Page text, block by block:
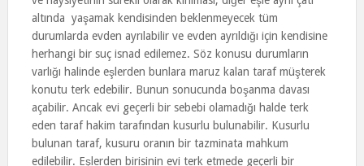
altında yaşamak kendisinden beklenmeyecek tüm
durumlarda evden ayrılabilir ve evden ayrıldığı için kendisine
herhangi bir suç isnad edilemez. Söz konusu durumların
varlığı halinde eşlerden bunlara maruz kalan taraf müşterek
konutu terk edebilir. Bunun sonucunda boşanma davası
açabilir. Ancak evi geçerli bir sebebi olamadığı halde terk
eden taraf hakim tarafından kusurlu bulunabilir. Kusurlu
bulunan taraf, kusuru oranın bir tazminata mahkum
edilebilir. Eşlerden birisinin evi terk etmede geçerli bir